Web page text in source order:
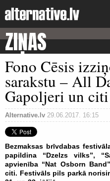
ZIŅAS
Fono Cēsis
sarakstu – All
Gapoljeri un citi
Alternative.lv 29.06.2017. 16:15
Bezmaksas brīvdabas
papildina “Dzelzs vilks”,
apvienība “Nat Osborn
citi. Festivāls pils parkā